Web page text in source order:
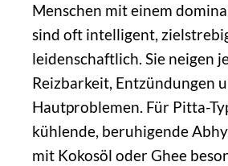
Menschen mit einem
sind oft intelligent,
leidenschaftlich. Sie neigen
Reizbarkeit, Entzündungen
Hautproblemen. Für Pitta-
kühlende, beruhigende
mit Kokosöl oder Ghee